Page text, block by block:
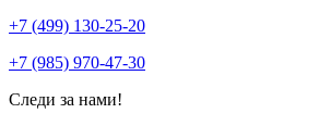
+7 (499) 130-25-20
+7 (985) 970-47-30
Следи за нами!